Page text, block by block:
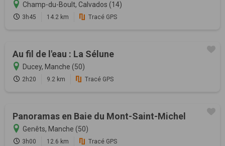
Champ-du-Boult, Calvados (14)
3h45 14.2 km Tracé GPS
Au fil de l'eau : La Sélune
Ducey, Manche (50)
2h20 9.2 km Tracé GPS
Panoramas en Baie du Mont-Saint-Michel
Genêts, Manche (50)
3h00 12.6 km Tracé GPS